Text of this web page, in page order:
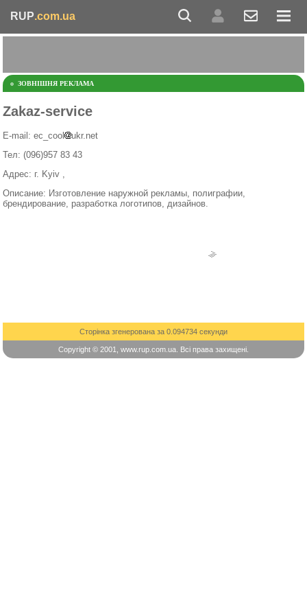
RUP.com.ua
ЗОВНІШНЯ РЕКЛАМА
Zakaz-service
E-mail: ec_cool
ukr.net
Тел: (096)957 83 43
Адрес: г. Kyiv ,
Описание: Изготовление наружной рекламы, полиграфии,
брендирование, разработка логотипов, дизайнов.
Сторінка згенерована за 0.094734 секунди
Copyright © 2001, www.rup.com.ua. Всі права захищені.